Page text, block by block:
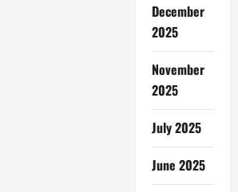
December
2025
November
2025
July 2025
June 2025